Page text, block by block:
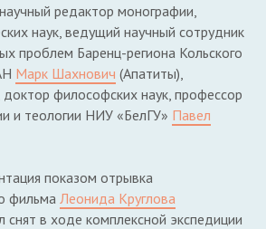
редактор монографии,
наук, ведущий научный сотрудник
проблем Баренц-региона Кольского
Марк Шахнович (Апатиты),
доктор философских наук, профессор
и теологии НИУ «БелГУ» Павел
показом отрывка
фильма Леонида Круглова
снят в ходе комплексной экспедиции